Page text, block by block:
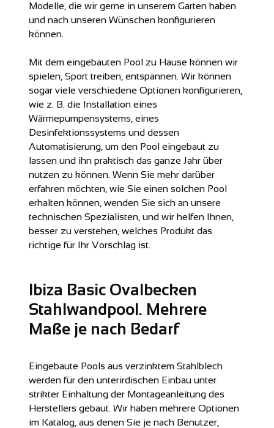
Modelle, die wir gerne in unserem Garten haben
und nach unseren Wünschen konfigurieren
können.
Mit dem eingebauten Pool zu Hause können wir
spielen, Sport treiben, entspannen. Wir können
sogar viele verschiedene Optionen konfigurieren,
wie z. B. die Installation eines
Wärmepumpensystems, eines
Desinfektionssystems und dessen
Automatisierung, um den Pool eingebaut zu
lassen und ihn praktisch das ganze Jahr über
nutzen zu können. Wenn Sie mehr darüber
erfahren möchten, wie Sie einen solchen Pool
erhalten können, wenden Sie sich an unsere
technischen Spezialisten, und wir helfen Ihnen,
besser zu verstehen, welches Produkt das
richtige für Ihr Vorschlag ist.
Ibiza Basic Ovalbecken
Stahlwandpool. Mehrere
Maße je nach Bedarf
Eingebaute Pools aus verzinktem Stahlblech
werden für den unterirdischen Einbau unter
strikter Einhaltung der Montageanleitung des
Herstellers gebaut. Wir haben mehrere Optionen
im Katalog, aus denen Sie je nach Benutzer,